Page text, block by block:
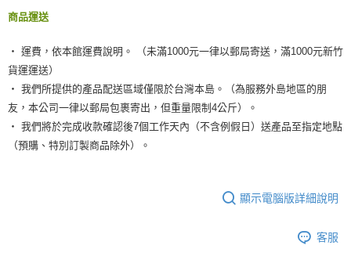
商品運送
‧ 運費，依本館運費說明。 （未滿1000元一律以郵局寄送，滿1000元新竹
貨運運送）
‧ 我們所提供的產品配送區域僅限於台灣本島。（為服務外島地區的朋
友，本公司一律以郵局包裹寄出，但重量限制4公斤）。
‧ 我們將於完成收款確認後7個工作天內（不含例假日）送產品至指定地點
（預購、特別訂製商品除外）。
顯示電腦版詳細說明
客服